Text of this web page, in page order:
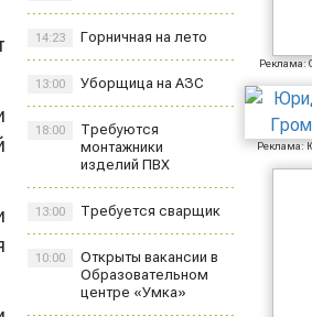
Горничная на лето
14:23
Уборщица на АЗС
13:00
Требуются
монтажники
изделий ПВХ
18:00
Требуется сварщик
13:00
Открыты вакансии в
Образовательном
центре «Умка»
10:00
Реклама:
Реклама: